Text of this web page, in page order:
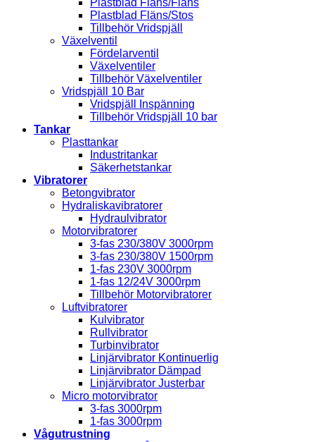
Plastblad Fläns/Stos
Tillbehör Vridspjäll
Växelventil
Fördelarventil
Växelventiler
Tillbehör Växelventiler
Vridspjäll 10 Bar
Vridspjäll Inspänning
Tillbehör Vridspjäll 10 bar
Tankar
Plasttankar
Industritankar
Säkerhetstankar
Vibratorer
Betongvibrator
Hydraliskavibratorer
Hydraulvibrator
Motorvibratorer
3-fas 230/380V 3000rpm
3-fas 230/380V 1500rpm
1-fas 230V 3000rpm
1-fas 12/24V 3000rpm
Tillbehör Motorvibratorer
Luftvibratorer
Kulvibrator
Rullvibrator
Turbinvibrator
Linjärvibrator Kontinuerlig
Linjärvibrator Dämpad
Linjärvibrator Justerbar
Micro motorvibrator
3-fas 3000rpm
1-fas 3000rpm
Vågutrustning